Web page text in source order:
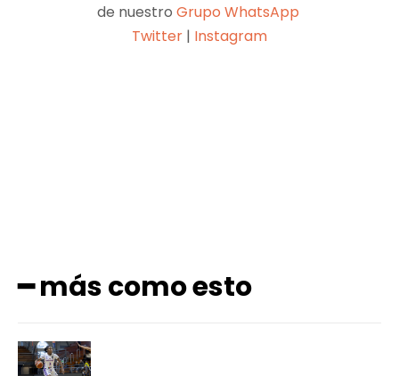
de nuestro Grupo WhatsApp
Twitter | Instagram
━ más como esto